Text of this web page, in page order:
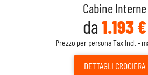
Cabine Interne
da 1.193 €
Prezzo per persona Tax Incl. -
DETTAGLI CROCIERA